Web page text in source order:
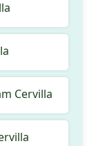
Cervilla